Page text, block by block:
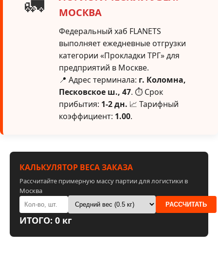
МОСКВА
Федеральный хаб FLANETS
выполняет ежедневные отгрузки
категории «Прокладки ТРГ» для
предприятий в Москве.
📍 Адрес терминала: г. Коломна,
Песковское ш., 47. ⏱ Срок
прибытия: 1-2 дн. 📈 Тарифный
коэффициент: 1.00.
КАЛЬКУЛЯТОР ВЕСА ЗАКАЗА
Рассчитайте примерную массу партии для логистики в
Москва
РАССЧИТАТЬ
ИТОГО: 0 кг